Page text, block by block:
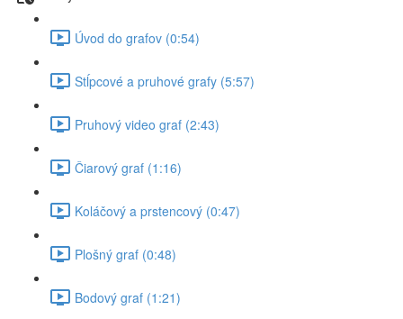
Úvod do grafov (0:54)
Stĺpcové a pruhové grafy (5:57)
Pruhový video graf (2:43)
Čiarový graf (1:16)
Koláčový a prstencový (0:47)
Plošný graf (0:48)
Bodový graf (1:21)